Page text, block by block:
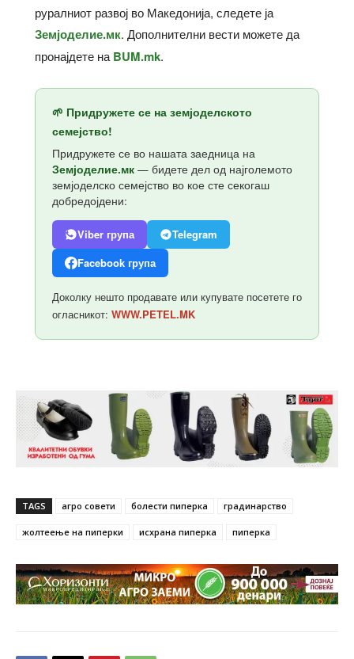
руралниот развој во Македонија, следете ја
Земјоделие.мк. Дополнителни вести можете да
пронајдете на BUM.mk.
🌱 Придружете се на земјоделското
семејство!
Придружете се во нашата заедница на
Земјоделие.мк— бидете дел од најголемото
земјоделско семејство во кое сте секогаш
добредојдени:
Viber група
Telegram
Facebook група
Доколку нешто продавате или купувате посетете го
огласникот: WWW.PETEL.MK
TAGS агро совети болести пиперка градинарство
жолтеење на пиперки исхрана пиперка пиперка